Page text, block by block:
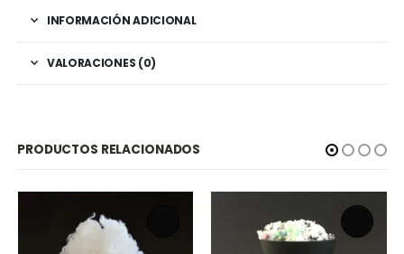
INFORMACIÓN ADICIONAL
VALORACIONES (0)
PRODUCTOS RELACIONADOS